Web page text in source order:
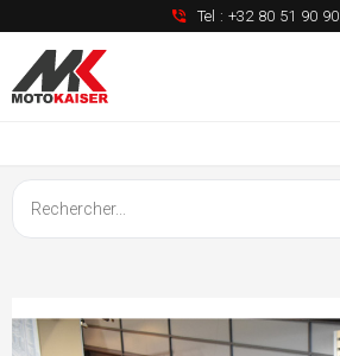
Tel : +32 80 51 90 90